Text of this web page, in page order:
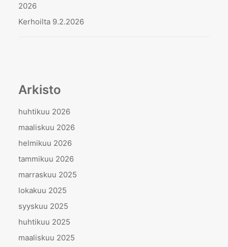
2026
Kerhoilta 9.2.2026
Arkisto
huhtikuu 2026
maaliskuu 2026
helmikuu 2026
tammikuu 2026
marraskuu 2025
lokakuu 2025
syyskuu 2025
huhtikuu 2025
maaliskuu 2025